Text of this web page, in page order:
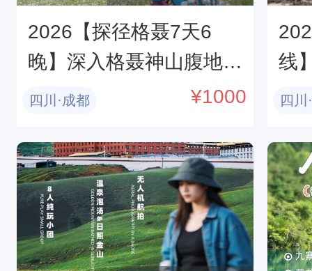
2026【探径格聂7天6
晚】深入格聂神山腹地，
探访丁真家乡
四川·成都 ¥1000
线
环
四川